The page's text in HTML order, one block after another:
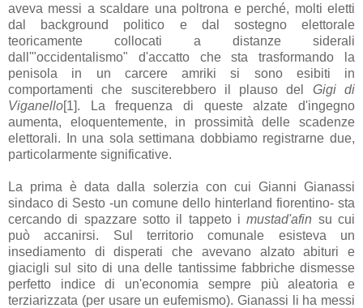
aveva messi a scaldare una poltrona e perché, molti eletti
dal background politico e dal sostegno elettorale
teoricamente collocati a distanze siderali
dall'"occidentalismo" d'accatto che sta trasformando la
penisola in un carcere amriki si sono esibiti in
comportamenti che susciterebbero il plauso del Gigi di
Viganello[1]. La frequenza di queste alzate d'ingegno
aumenta, eloquentemente, in prossimità delle scadenze
elettorali. In una sola settimana dobbiamo registrarne due,
particolarmente significative.
La prima è data dalla solerzia con cui Gianni Gianassi
sindaco di Sesto -un comune dello hinterland fiorentino- sta
cercando di spazzare sotto il tappeto imustad'afin su cui
può accanirsi. Sul territorio comunale esisteva un
insediamento di disperati che avevano alzato abituri e
giacigli sul sito di una delle tantissime fabbriche dismesse
perfetto indice di un'economia sempre più aleatoria e
terziarizzata (per usare un eufemismo). Gianassi li ha messi